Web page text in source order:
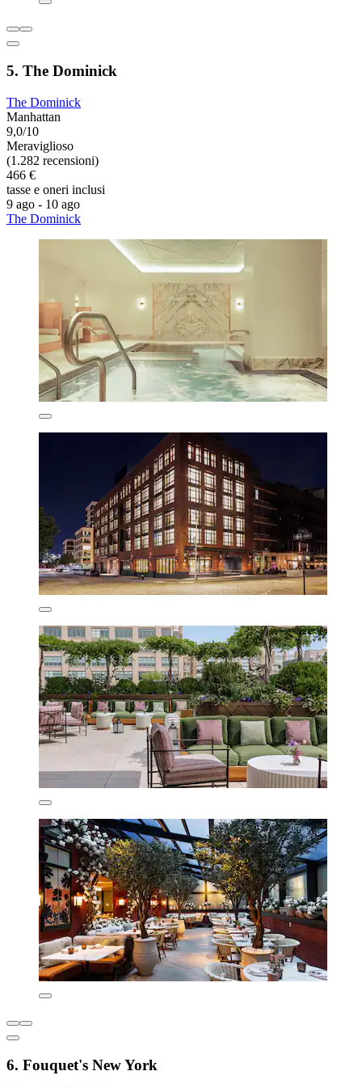
5. The Dominick
The Dominick
Manhattan
9,0/10
Meraviglioso
(1.282 recensioni)
466 €
tasse e oneri inclusi
9 ago - 10 ago
The Dominick
6. Fouquet's New York